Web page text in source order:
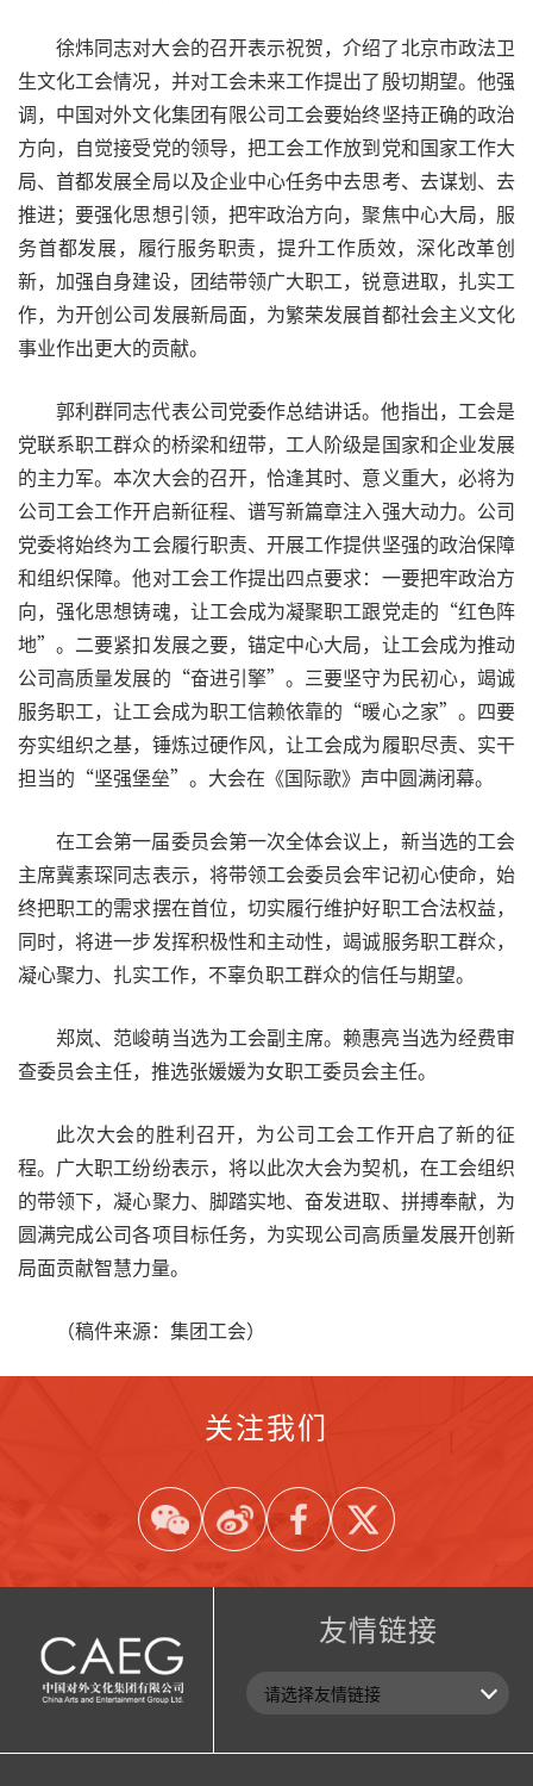
徐炜同志对大会的召开表示祝贺，介绍了北京市政法卫
生文化工会情况，并对工会未来工作提出了殷切期望。他强
调，中国对外文化集团有限公司工会要始终坚持正确的政治
方向，自觉接受党的领导，把工会工作放到党和国家工作大
局、首都发展全局以及企业中心任务中去思考、去谋划、去
推进；要强化思想引领，把牢政治方向，聚焦中心大局，服
务首都发展，履行服务职责，提升工作质效，深化改革创
新，加强自身建设，团结带领广大职工，锐意进取，扎实工
作，为开创公司发展新局面，为繁荣发展首都社会主义文化
事业作出更大的贡献。
郭利群同志代表公司党委作总结讲话。他指出，工会是
党联系职工群众的桥梁和纽带，工人阶级是国家和企业发展
的主力军。本次大会的召开，恰逢其时、意义重大，必将为
公司工会工作开启新征程、谱写新篇章注入强大动力。公司
党委将始终为工会履行职责、开展工作提供坚强的政治保障
和组织保障。他对工会工作提出四点要求：一要把牢政治方
向，强化思想铸魂，让工会成为凝聚职工跟党走的“红色阵
地”。二要紧扣发展之要，锚定中心大局，让工会成为推动
公司高质量发展的“奋进引擎”。三要坚守为民初心，竭诚
服务职工，让工会成为职工信赖依靠的“暖心之家”。四要
夯实组织之基，锤炼过硬作风，让工会成为履职尽责、实干
担当的“坚强堡垒”。大会在《国际歌》声中圆满闭幕。
在工会第一届委员会第一次全体会议上，新当选的工会
主席冀素琛同志表示，将带领工会委员会牢记初心使命，始
终把职工的需求摆在首位，切实履行维护好职工合法权益，
同时，将进一步发挥积极性和主动性，竭诚服务职工群众，
凝心聚力、扎实工作，不辜负职工群众的信任与期望。
郑岚、范峻萌当选为工会副主席。赖惠亮当选为经费审
查委员会主任，推选张媛媛为女职工委员会主任。
此次大会的胜利召开，为公司工会工作开启了新的征
程。广大职工纷纷表示，将以此次大会为契机，在工会组织
的带领下，凝心聚力、脚踏实地、奋发进取、拼搏奉献，为
圆满完成公司各项目标任务，为实现公司高质量发展开创新
局面贡献智慧力量。
（稿件来源：集团工会）
关注我们
友情链接